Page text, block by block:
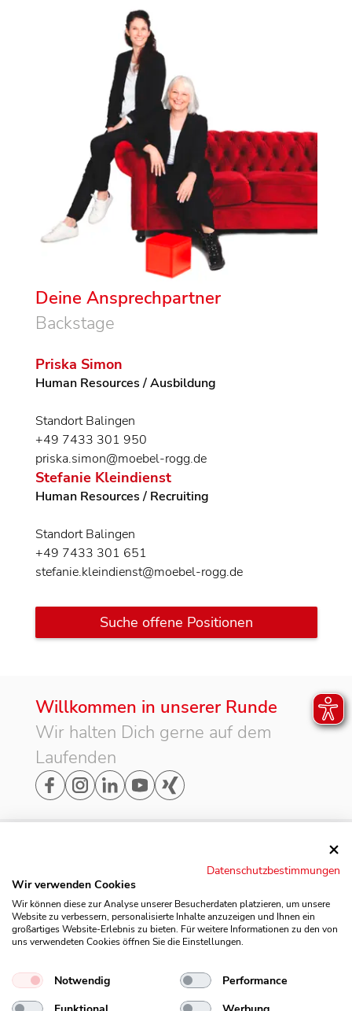
Deine Ansprechpartner
Backstage
Priska Simon
Human Resources / Ausbildung
Standort Balingen
+49 7433 301 950
priska.simon@moebel-rogg.de
Stefanie Kleindienst
Human Resources / Recruiting
Standort Balingen
+49 7433 301 651
stefanie.kleindienst@moebel-rogg.de
Suche offene Positionen
Willkommen in unserer Runde
Wir halten Dich gerne auf dem
Laufenden
Möbel Rogg Balingen
GmbH & Co. KG
Widerholdstraße 20
72336 Balingen
Rechtliches
AGB
Datenschutzerklärung
Das Unternehmen
Benefits
Datenschutzbestimmungen
Wir verwenden Cookies
Wir können diese zur Analyse unserer Besucherdaten platzieren, um unsere
Website zu verbessern, personalisierte Inhalte anzuzeigen und Ihnen ein
großartiges Website-Erlebnis zu bieten. Für weitere Informationen zu den von
uns verwendeten Cookies öffnen Sie die Einstellungen.
Notwendig
Performance